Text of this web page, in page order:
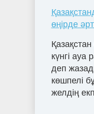
өңірде
күнгі
деп
көшпелі
желдің